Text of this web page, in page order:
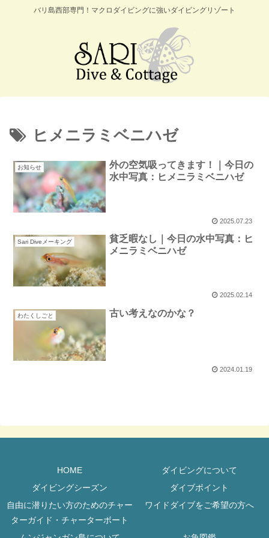
バリ島西部専門！マクロダイビングに強いダイビングリゾート
ヒメニラミベニハゼ
お知らせ
外の空気吸ってきます！｜今日の
水中写真：ヒメニラミベニハゼ
2025.07.23
Sari Diveメーキング
貧乏暇なし｜今日の水中写真：ヒ
メニラミベニハゼ
2025.02.14
わたくしごと 古い考えなのかな？
2024.01.19
HOME
ダイビングについて
ダイビングシーズン
ダイブポイント
自由に潜りたい方のためのチャー
ターガイド・チャーターボート
ワイドダイブをご希望の方へ